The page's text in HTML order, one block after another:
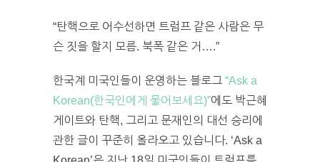
“탄핵으로 어수선하면 트럼프 같은 사람은 무
슨 짓을 할지 모름. 북폭 같은 거….”
한국계 미국인들이 운영하는 블로그 “Ask a
Korean(한국인에게 물어보세요)”에도 박근혜
게이트와 탄핵, 그리고 문재인의 대선 승리에
관한 글이 꾸준히 올라오고 있습니다. ‘Ask a